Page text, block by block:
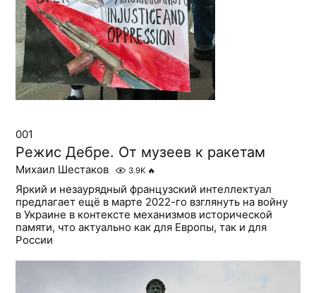
001
Режис Дебре. От музеев к ракетам
Михаил Шестаков 3.9K 🔥
Яркий и незаурядный французский интеллектуал
предлагает ещё в марте 2022-го взглянуть на войну
в Украине в контексте механизмов исторической
памяти, что актуально как для Европы, так и для
России